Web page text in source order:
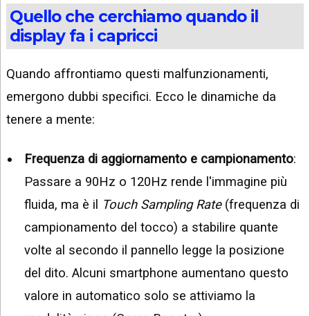
Quello che cerchiamo quando il
display fa i capricci
Quando affrontiamo questi malfunzionamenti,
emergono dubbi specifici. Ecco le dinamiche da
tenere a mente:
Frequenza di aggiornamento e campionamento:
Passare a 90Hz o 120Hz rende l'immagine più
fluida, ma è il
Touch Sampling Rate(frequenza di
campionamento del tocco) a stabilire quante
volte al secondo il pannello legge la posizione
del dito. Alcuni smartphone aumentano questo
valore in automatico solo se attiviamo la